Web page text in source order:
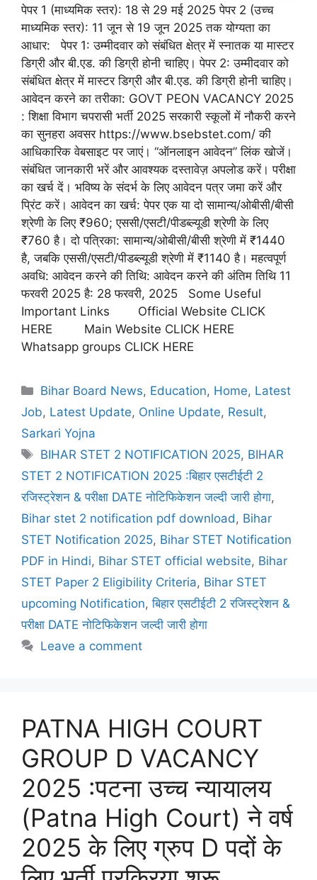
पेपर 1 (माध्यमिक स्तर): 18 से 29 मई 2025 पेपर 2 (उच्च
माध्यमिक स्तर): 11 जून से 19 जून 2025 तक योग्यता का
आधार: पेपर 1: उम्मीदवार को संबंधित क्षेत्र में स्नातक या मास्टर
डिग्री और बी.एड. की डिग्री होनी चाहिए। पेपर 2: उम्मीदवार को
संबंधित क्षेत्र में मास्टर डिग्री और बी.एड. की डिग्री होनी चाहिए।
आवेदन करने का तरीका: GOVT PEON VACANCY 2025
: शिक्षा विभाग चपरासी भर्ती 2025 सरकारी स्कूलों में नौकरी करने
का सुनहरा अवसर https://www.bsebstet.com/ की
आधिकारिक वेबसाइट पर जाएं। “ऑनलाइन आवेदन” लिंक खोजें।
संबंधित जानकारी भरें और आवश्यक दस्तावेज़ अपलोड करें। परीक्षा
का खर्च दें। भविष्य के संदर्भ के लिए आवेदन पत्र जमा करें और
प्रिंट करें। आवेदन का खर्च: पेपर एक या दो सामान्य/ओबीसी/बीसी
श्रेणी के लिए ₹960; एससी/एसटी/पीडब्ल्यूडी श्रेणी के लिए
₹760 है। दो पत्रिका: सामान्य/ओबीसी/बीसी श्रेणी में ₹1440
है, जबकि एससी/एसटी/पीडब्ल्यूडी श्रेणी में ₹1140 है। महत्वपूर्ण
अवधि: आवेदन करने की तिथि: आवेदन करने की अंतिम तिथि 11
फरवरी 2025 है: 28 फरवरी, 2025 Some Useful
Important Links Official Website CLICK
HERE Main Website CLICK HERE
Whatsapp groups CLICK HERE
Bihar Board News, Education, Home, Latest
Job, Latest Update, Online Update, Result,
Sarkari Yojna
BIHAR STET 2 NOTIFICATION 2025, BIHAR
STET 2 NOTIFICATION 2025 :बिहार एसटीईटी 2
रजिस्ट्रेशन & परीक्षा DATE नोटिफिकेशन जल्दी जारी होगा,
Bihar stet 2 notification pdf download , Bihar
STET Notification 2025, Bihar STET Notification
PDF in Hindi, Bihar STET official website, Bihar
STET Paper 2 Eligibility Criteria, Bihar STET
upcoming Notification,बिहार एसटीईटी 2 रजिस्ट्रेशन &
परीक्षा DATE नोटिफिकेशन जल्दी जारी होगा
Leave a comment
PATNA HIGH COURT
GROUP D VACANCY
2025 :पटना उच्च न्यायालय
(Patna High Court) ने वर्ष
2025 के लिए ग्रुप D पदों के